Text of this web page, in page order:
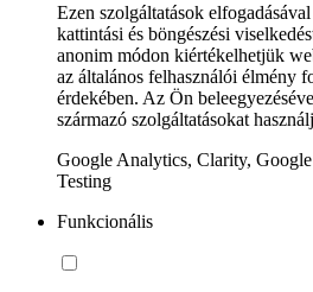
Ezen szolgáltatások
kattintási és böngészési
anonim módon kiértékelhetjük
az általános felhasználói élmény
érdekében. Az Ön
származó szolgáltatásokat
Google Analytics, Clarity,
Testing
Funkcionális